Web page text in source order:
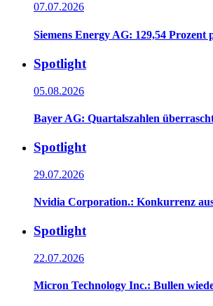
07.07.2026
Siemens Energy AG: 129,54 Prozent
Spotlight
05.08.2026
Bayer AG: Quartalszahlen
Spotlight
29.07.2026
Nvidia Corporation.: Konkurrenz
Spotlight
22.07.2026
Micron Technology Inc.: Bullen